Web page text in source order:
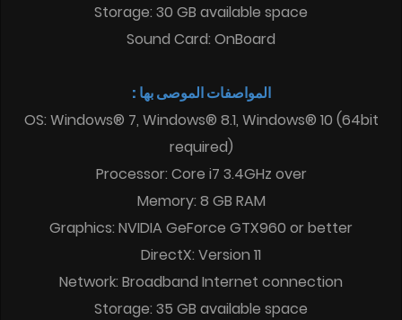
Storage: 30 GB available space
Sound Card: OnBoard
المواصفات الموصى بها :
OS: Windows® 7, Windows® 8.1, Windows® 10 (64bit
required)
Processor: Core i7 3.4GHz over
Memory: 8 GB RAM
Graphics: NVIDIA GeForce GTX960 or better
DirectX: Version 11
Network: Broadband Internet connection
Storage: 35 GB available space